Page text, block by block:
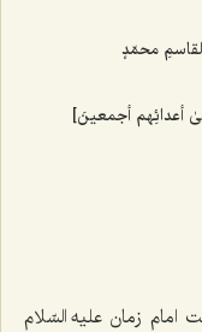
محمّدٍ
أعدائِهم أجمعینَ]
زمان علیه السّلام